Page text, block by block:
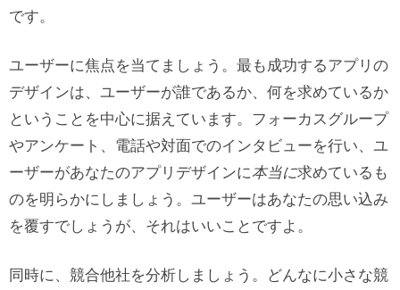
アプリデザインでよくある失敗を避け
るには
一度に多くの機能を加えない
定期的なアップデートスケジュール
多様なユーザーペルソナでのテスト
適切なアプリデザインツールの選択
です。
ユーザーに焦点を当てましょう。最も成功するアプリの
デザインは、ユーザーが誰であるか、何を求めているか
ということを中心に据えています。フォーカスグループ
やアンケート、電話や対面でのインタビューを行い、ユ
ーザーがあなたのアプリデザインに本当に求めているも
のを明らかにしましょう。ユーザーはあなたの思い込み
を覆すでしょうが、それはいいことですよ。
同時に、競合他社を分析しましょう。どんなに小さな競